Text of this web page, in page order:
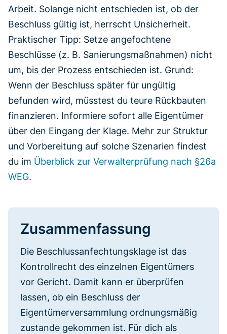
Arbeit. Solange nicht entschieden ist, ob der
Beschluss gültig ist, herrscht Unsicherheit.
Praktischer Tipp: Setze angefochtene
Beschlüsse (z. B. Sanierungsmaßnahmen) nicht
um, bis der Prozess entschieden ist. Grund:
Wenn der Beschluss später für ungültig
befunden wird, müsstest du teure Rückbauten
finanzieren. Informiere sofort alle Eigentümer
über den Eingang der Klage. Mehr zur Struktur
und Vorbereitung auf solche Szenarien findest
du im Überblick zur Verwalterprüfung nach §26a
WEG.
Zusammenfassung
Die Beschlussanfechtungsklage ist das
Kontrollrecht des einzelnen Eigentümers
vor Gericht. Damit kann er überprüfen
lassen, ob ein Beschluss der
Eigentümerversammlung ordnungsmäßig
zustande gekommen ist. Für dich als